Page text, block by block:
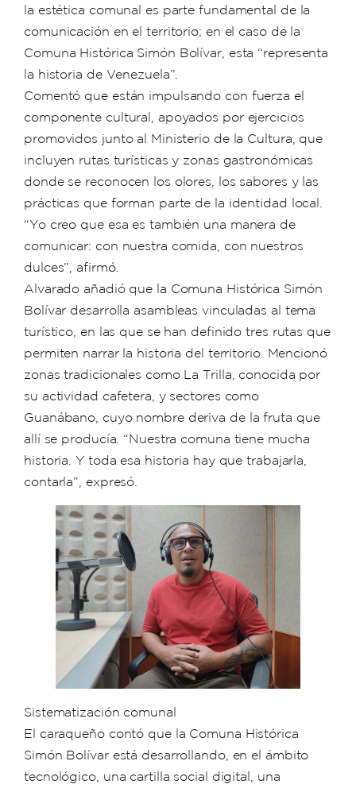
la estética comunal es parte fundamental de la
comunicación en el territorio; en el caso de la
Comuna Histórica Simón Bolívar, esta “representa
la historia de Venezuela”.
Comentó que están impulsando con fuerza el
componente cultural, apoyados por ejercicios
promovidos junto al Ministerio de la Cultura, que
incluyen rutas turísticas y zonas gastronómicas
donde se reconocen los olores, los sabores y las
prácticas que forman parte de la identidad local.
“Yo creo que esa es también una manera de
comunicar: con nuestra comida, con nuestros
dulces”, afirmó.
Alvarado añadió que la Comuna Histórica Simón
Bolívar desarrolla asambleas vinculadas al tema
turístico, en las que se han definido tres rutas que
permiten narrar la historia del territorio. Mencionó
zonas tradicionales como La Trilla, conocida por
su actividad cafetera, y sectores como
Guanábano, cuyo nombre deriva de la fruta que
allí se producía. “Nuestra comuna tiene mucha
historia. Y toda esa historia hay que trabajarla,
contarla”, expresó.
Sistematización comunal
El caraqueño contó que la Comuna Histórica
Simón Bolívar está desarrollando, en el ámbito
tecnológico, una cartilla social digital, una